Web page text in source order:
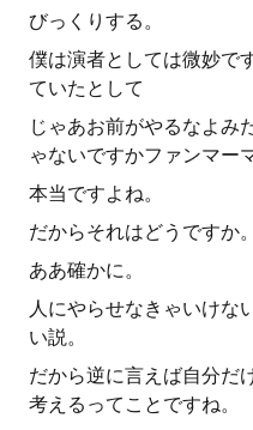
びっくりする。
僕は演者としては微妙で
ていたとして
じゃあお前がやるなよみ
ゃないですかファンマー
本当ですよね。
だからそれはどうですか。
ああ確かに。
人にやらせなきゃいけな
い説。
だから逆に言えば自分だ
考えるってことですね。